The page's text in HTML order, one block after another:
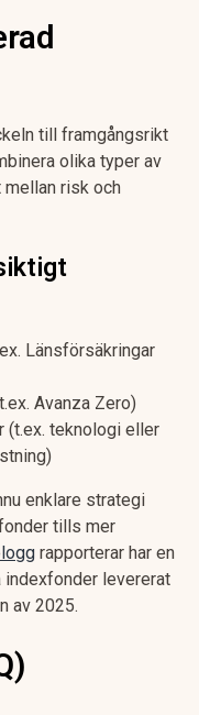
till framgångsrikt
olika typer av
risk och
Länsförsäkringar
Avanza Zero)
(t.ex. teknologi eller
enklare strategi
tills mer
rapporterar har en
levererat
av 2025.